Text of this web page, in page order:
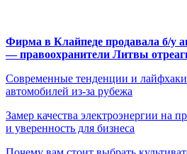
Фирма в Клайпеде продавала б/у
— правоохранители Литвы
Современные тенденции и
автомобилей из-за рубежа
Замер качества электроэнергии на
и уверенность для бизнеса